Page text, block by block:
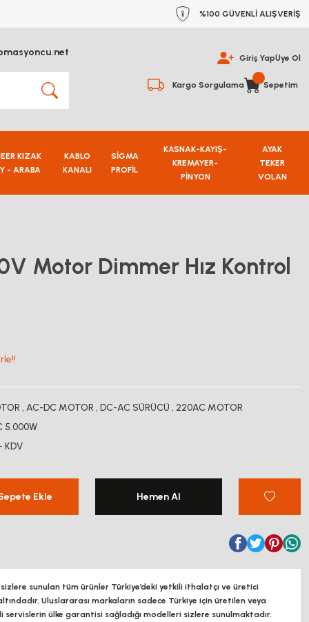
%100 GÜVENLİ ALIŞVERİŞ
Giriş YapÜye Ol
Kargo Sorgulama Sepetim
KIZAK
- ARABA
KABLO
KANALI
SİGMA
PROFİL
KASNAK-KAYIŞ-
KREMAYER-
PİNYON
AYAK
TEKER
VOLAN
Motor Dimmer Hız Kontrol
, AC-DC MOTOR , DC-AC SÜRÜCÜ , 220AC MOTOR
5.000W
KDV
Ekle Hemen Al
sunulan tüm ürünler Türkiye’deki yetkili ithalatçı ve üretici
Uluslararası markaların sadece Türkiye için üretilen veya
ülke garantisi sağladığı modelleri sizlere sunulmaktadır.